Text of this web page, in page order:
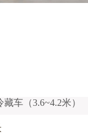
米）
车
车（3.6~4.2米）